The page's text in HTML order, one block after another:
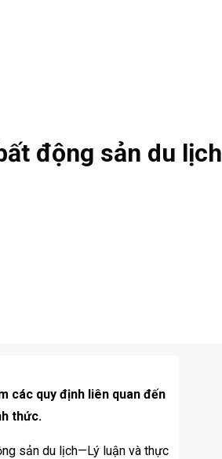
động sản du lịch
các quy định liên quan đến
thức.
sản du lịch—Lý luận và thực